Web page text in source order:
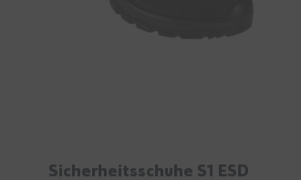
Sicherheitsschuhe S1 ESD